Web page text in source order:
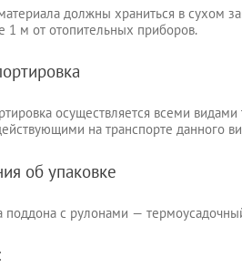
должны храниться в сухом
1 м от отопительных приборов.
осуществляется всеми
на транспорте данного
об упаковке
поддона с рулонами —